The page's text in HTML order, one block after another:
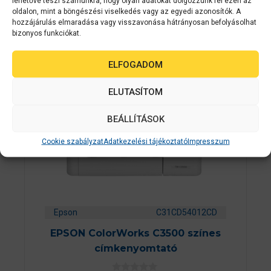
oldalon, mint a böngészési viselkedés vagy az egyedi azonosítók. A
hozzájárulás elmaradása vagy visszavonása hátrányosan befolyásolhat
bizonyos funkciókat.
ELFOGADOM
ELUTASÍTOM
BEÁLLÍTÁSOK
Cookie szabályzatAdatkezelési tájékoztatóImpresszum
Epson C31CD54012CD
EPSON ColorWorks C3500 színes
címkenyomtató